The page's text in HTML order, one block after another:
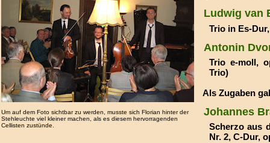
Um auf dem Foto sichtbar zu werden, musste sich Florian hinter der
Stehleuchte viel kleiner machen, als es diesem hervorragenden
Cellisten zustünde.
Ludwig van
Trio in Es-
Antonin
Trio e-moll,
Trio)
Als Zugaben
Johannes
Scherzo aus
Nr. 2, C-Dur,